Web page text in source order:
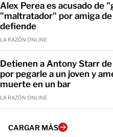
Alex Perea es acusado de
"maltratador" por amiga de
defiende
LA RAZÓN ONLINE
Detienen a Antony Starr
por pegarle a un joven y
muerte en un bar
LA RAZÓN ONLINE
CARGAR MÁS